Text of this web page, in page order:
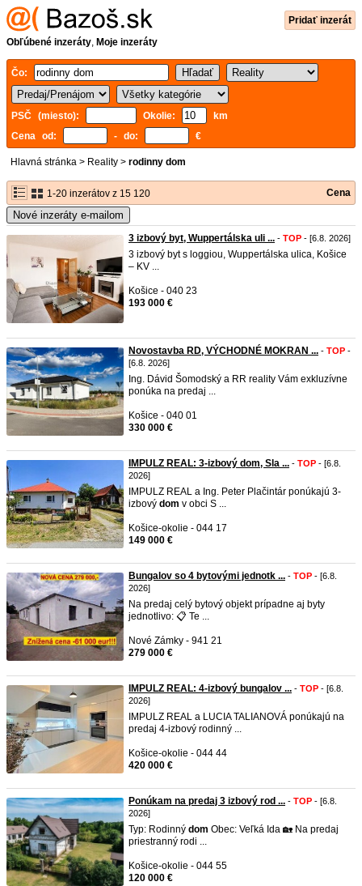
Pridať inzerát
Obľúbené inzeráty, Moje inzeráty
Čo:
PSČ (miesto): Okolie:
km
Cena od:
- do: €
Hlavná stránka > Reality > rodinny dom
1-20 inzerátov z 15 120 Cena
Nové inzeráty e-mailom
3 izbový byt, Wuppertálska uli ... - TOP - [6.8. 2026]
3 izbový byt s loggiou, Wuppertálska ulica, Košice
– KV ...
Košice - 040 23
193 000 €
Novostavba RD, VÝCHODNÉ MOKRAN ... - TOP -
[6.8. 2026]
Ing. Dávid Šomodský a RR reality Vám exkluzívne
ponúka na predaj ...
Košice - 040 01
330 000 €
IMPULZ REAL: 3-izbový dom, Sla ... - TOP - [6.8.
2026]
IMPULZ REAL a Ing. Peter Plačintár ponúkajú 3-
izbový dom v obci S ...
Košice-okolie - 044 17
149 000 €
Bungalov so 4 bytovými jednotk ... - TOP - [6.8.
2026]
Na predaj celý bytový objekt prípadne aj byty
jednotlivo: 📋 Te ...
Nové Zámky - 941 21
279 000 €
IMPULZ REAL: 4-izbový bungalov ... - TOP - [6.8.
2026]
IMPULZ REAL a LUCIA TALIANOVÁ ponúkajú na
predaj 4-izbový rodinný ...
Košice-okolie - 044 44
420 000 €
Ponúkam na predaj 3 izbový rod ... - TOP - [6.8.
2026]
Typ: Rodinný dom Obec: Veľká Ida 🏡 Na predaj
priestranný rodi ...
Košice-okolie - 044 55
120 000 €